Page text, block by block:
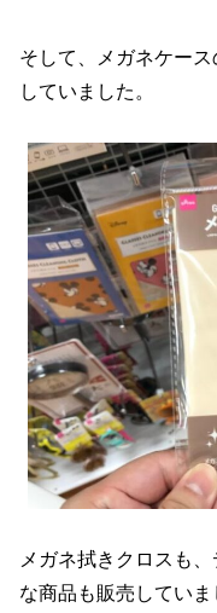
そして、メガネケー
していました。
メガネ拭きクロスも
な商品も販売していま